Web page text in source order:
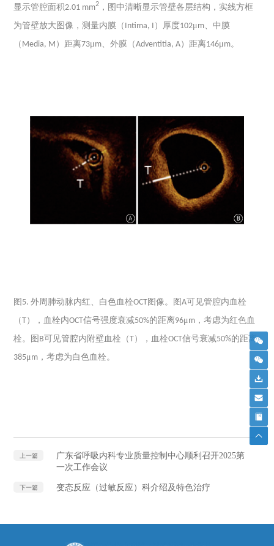
显示管腔面积2.01 mm2 ，图中清晰显示管壁各层结构，实线方框
为管壁放大图像，测量内膜（ Intima, I ）厚度102μm、中膜
（ Media, M ）距离73μm、外膜（Adventitia, A）距离146μm。
图 5.外周肺动脉内红、白色血栓OCT图像。图A可见管腔内血栓
（T），血栓内OCT信号强度衰减50%的距离96μm ，考虑为红色血
栓。图 B可见管腔内附壁血栓（T），血栓OCT信号衰减50%的距离
385μm ，考虑为白色血栓。
上一篇
广东省呼吸内科专业质量控制中心顺利召开2025第
一次工作会议
下一篇 变态反应（过敏反应）科介绍及特色治疗